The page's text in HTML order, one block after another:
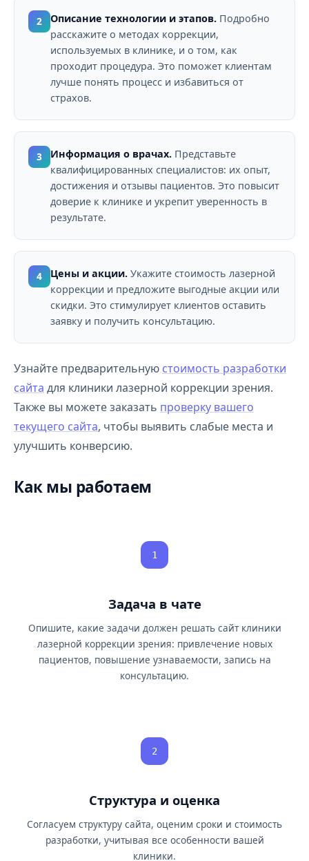
2 Описание технологии и этапов. Подробно
расскажите о методах коррекции,
используемых в клинике, и о том, как
проходит процедура. Это поможет клиентам
лучше понять процесс и избавиться от
страхов.
3 Информация о врачах. Представьте
квалифицированных специалистов: их опыт,
достижения и отзывы пациентов. Это повысит
доверие к клинике и укрепит уверенность в
результате.
4 Цены и акции. Укажите стоимость лазерной
коррекции и предложите выгодные акции или
скидки. Это стимулирует клиентов оставить
заявку и получить консультацию.
Узнайте предварительную стоимость разработки
сайта для клиники лазерной коррекции зрения.
Также вы можете заказать проверку вашего
текущего сайта, чтобы выявить слабые места и
улучшить конверсию.
Как мы работаем
1
Задача в чате
Опишите, какие задачи должен решать сайт клиники
лазерной коррекции зрения: привлечение новых
пациентов, повышение узнаваемости, запись на
консультацию.
2
Структура и оценка
Согласуем структуру сайта, оценим сроки и стоимость
разработки, учитывая все особенности вашей
клиники.